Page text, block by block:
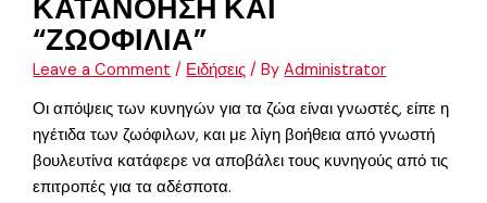
ΚΑΤΑΝΟΗΣΗ ΚΑΙ
“ΖΩΟΦΙΛΙΑ”
Leave a Comment / Ειδήσεις / ByAdministrator
Οι απόψεις των κυνηγών για τα ζώα είναι γνωστές, είπε η
ηγέτιδα των ζωόφιλων, και με λίγη βοήθεια από γνωστή
βουλευτίνα κατάφερε να αποβάλει τους κυνηγούς από τις
επιτροπές για τα αδέσποτα.